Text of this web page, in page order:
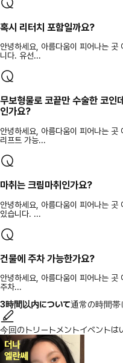
혹시 리터치 포함일까요?
안녕하세요, 아름다움이 피어나는 곳
니다. 유선...
무보형물로 코끝만 수술한 코인
인가요?
안녕하세요, 아름다움이 피어나는 곳
리프트 가능...
마취는 크림마취인가요?
안녕하세요, 아름다움이 피어나는 곳
있습니다. ...
건물에 주차 가능한가요?
안녕하세요, 아름다움이 피어나는
주차...
3時間以内について通常の時間帯
今回のトリートメントイベントは